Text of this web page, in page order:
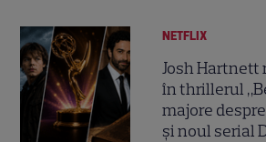
NETFLIX
Josh Hartnett
în thrillerul
majore
și noul serial